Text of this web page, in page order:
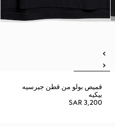
قميص بولو من قطن جيرسيه
بيكيه
SAR 3,200